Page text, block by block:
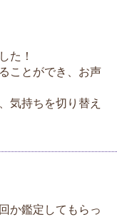
た！
ことができ、お声
気持ちを切り替え
か鑑定してもらっ